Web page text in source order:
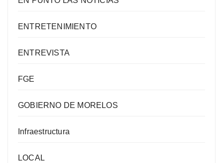
ENTRETENIMIENTO
ENTREVISTA
FGE
GOBIERNO DE MORELOS
Infraestructura
LOCAL